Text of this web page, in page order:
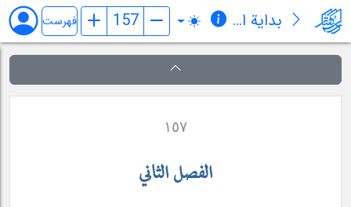
بدایة الحکمة فهرست
١٥٧
الفصل الثاني